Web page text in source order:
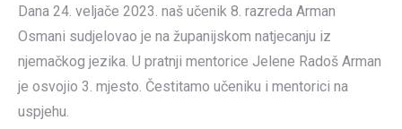
Dana 24. veljače 2023. naš učenik 8. razreda Arman
Osmani sudjelovao je na županijskom natjecanju iz
njemačkog jezika. U pratnji mentorice Jelene Radoš Arman
je osvojio 3. mjesto. Čestitamo učeniku i mentorici na
uspjehu.